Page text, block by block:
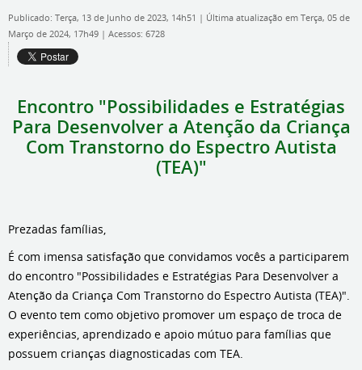
Publicado: Terça, 13 de Junho de 2023, 14h51 | Última atualização em Terça, 05 de
Março de 2024, 17h49 | Acessos: 6728
Encontro "Possibilidades e Estratégias
Para Desenvolver a Atenção da Criança
Com Transtorno do Espectro Autista
(TEA)"
Prezadas famílias,
É com imensa satisfação que convidamos vocês a participarem
do encontro "Possibilidades e Estratégias Para Desenvolver a
Atenção da Criança Com Transtorno do Espectro Autista (TEA)".
O evento tem como objetivo promover um espaço de troca de
experiências, aprendizado e apoio mútuo para famílias que
possuem crianças diagnosticadas com TEA.